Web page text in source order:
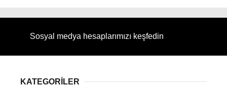
Sosyal medya hesaplarımızı keşfedin
KATEGORİLER